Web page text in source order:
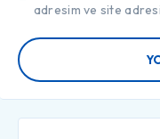
adresim ve site